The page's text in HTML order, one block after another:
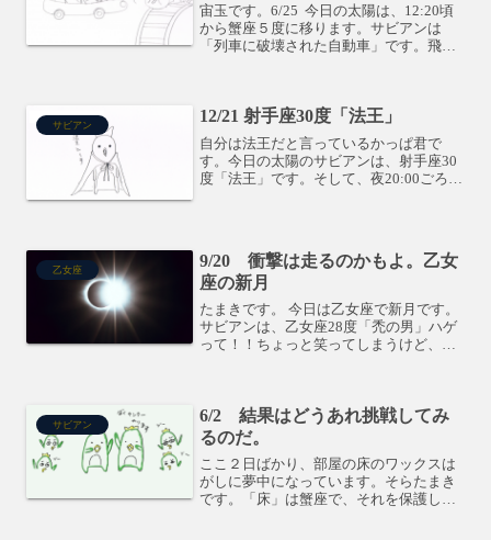
宙玉です。6/25 今日の太陽は、12:20頃
から蟹座５度に移ります。サビアンは
「列車に破壊された自動車」です。飛び
るんだろうか・...
サビアン 12/21 射手座30度「法王」
自分は法王だと言っているかっぱ君で
す。今日の太陽のサビアンは、射手座30
度「法王」です。そして、夜20:00ごろに
かぼちゃを表す天体...
乙女座
9/20 衝撃は走るのかもよ。乙女
座の新月
たまきです。 今日は乙女座で新月です。
サビアンは、乙女座28度「禿の男」ハゲ
って！！ちょっと笑ってしまうけど、で
大丈夫なんでしょうか...
サビアン
6/2 結果はどうあれ挑戦してみ
るのだ。
ここ２日ばかり、部屋の床のワックスは
がしに夢中になっています。そらたまき
です。「床」は蟹座で、それを保護して